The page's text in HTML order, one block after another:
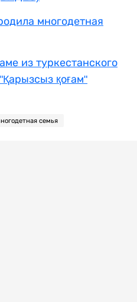
многодетная
из туркестанского
қоғам"
семья